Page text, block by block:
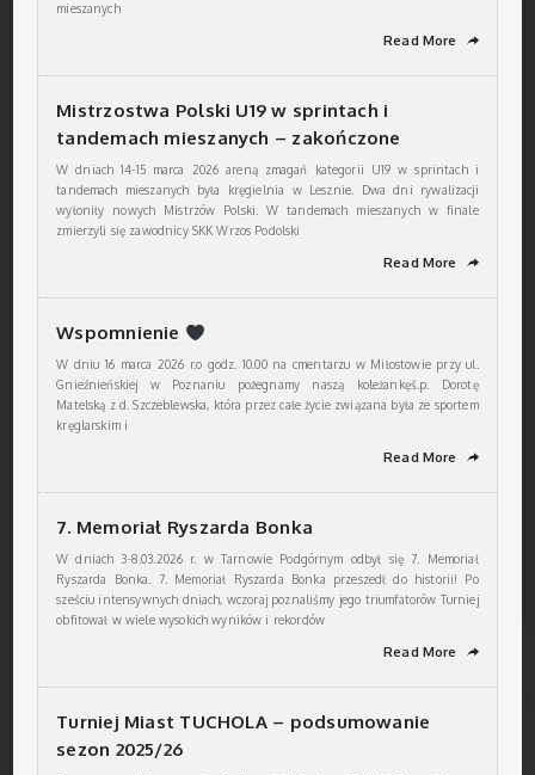
mieszanych
Read More ➦
Mistrzostwa Polski U19 w sprintach i
tandemach mieszanych – zakończone
W dniach 14-15 marca 2026 areną zmagań kategorii U19 w sprintach i
tandemach mieszanych była kręgielnia w Lesznie. Dwa dni rywalizacji
wyłoniły nowych Mistrzów Polski. W tandemach mieszanych w finale
zmierzyli się zawodnicy SKK Wrzos Podolski
Read More ➦
Wspomnienie
W dniu 16 marca 2026 r.o godz. 10.00 na cmentarzu w Miłostowie przy ul.
Gnieźnieńskiej w Poznaniu pożegnamy naszą koleżankęś.p. Dorotę
Matelską z d. Szczeblewska, która przez całe życie związana była ze sportem
kręglarskim i
Read More ➦
7. Memoriał Ryszarda Bonka
W dniach 3-8.03.2026 r. w Tarnowie Podgórnym odbył się 7. Memoriał
Ryszarda Bonka. 7. Memoriał Ryszarda Bonka przeszedł do historii! Po
sześciu intensywnych dniach, wczoraj poznaliśmy jego triumfatorów Turniej
obfitował w wiele wysokich wyników i rekordów
Read More ➦
Turniej Miast TUCHOLA – podsumowanie
sezon 2025/26